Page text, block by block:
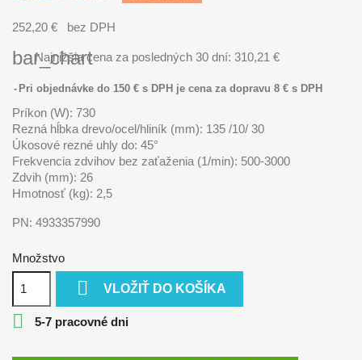
252,20 € bez DPH
bar_chart
Najnižšia cena za posledných 30 dní: 310,21 €
Pri objednávke do 150 € s DPH je cena za dopravu 8 € s DPH
Príkon (W): 730
Rezná hĺbka drevo/ocel/hliník (mm): 135 /10/ 30
Úkosové rezné uhly do: 45°
Frekvencia zdvihov bez zaťaženia (1/min): 500-3000
Zdvih (mm): 26
Hmotnosť (kg): 2,5
PN: 4933357990
Množstvo
 VLOŽIŤ DO KOŠÍKA
 5-7 pracovné dni